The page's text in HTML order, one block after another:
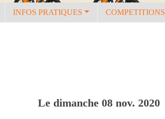
INFOS PRATIQUES COMPETITIONS
Le dimanche 08 nov. 2020